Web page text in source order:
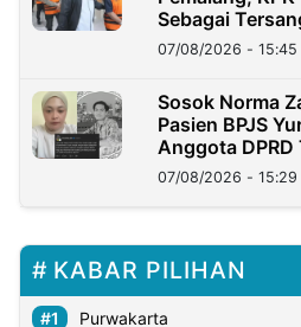
Sebagai
07/08/2026 - 15:45
Sosok Norma
Pasien BPJS
Anggota
Lukman
07/08/2026 - 15:29
KABAR PILIHAN
Purwakarta